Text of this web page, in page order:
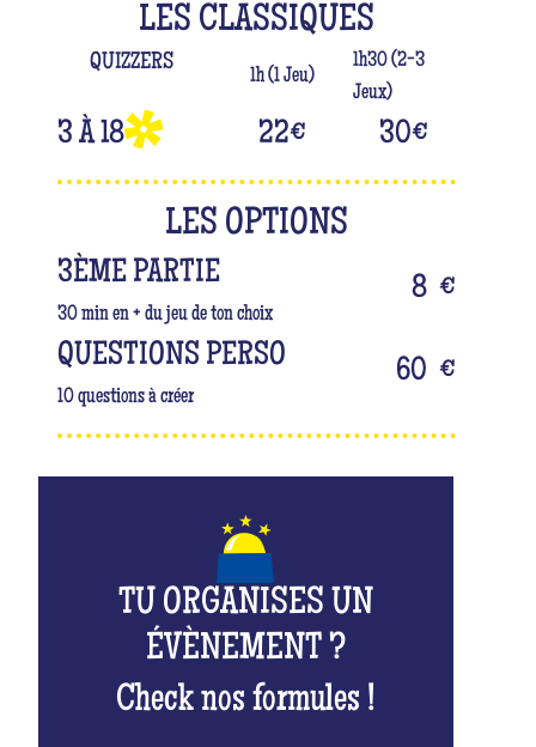
LES CLASSIQUES
QUIZZERS
1h (1 Jeu)
1h30 (2-3
Jeux)
3 À 18 22€ 30€
LES OPTIONS
3ÈME PARTIE
30 min en + du jeu de ton choix
8 €
QUESTIONS PERSO
10 questions à créer
60 €
TU ORGANISES UN
ÉVÈNEMENT ?
Check nos formules !